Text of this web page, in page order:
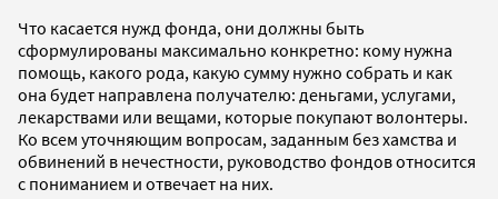
Что касается нужд фонда, они должны быть
сформулированы максимально конкретно: кому нужна
помощь, какого рода, какую сумму нужно собрать и как
она будет направлена получателю: деньгами, услугами,
лекарствами или вещами, которые покупают волонтеры.
Ко всем уточняющим вопросам, заданным без хамства и
обвинений в нечестности, руководство фондов относится
с пониманием и отвечает на них.